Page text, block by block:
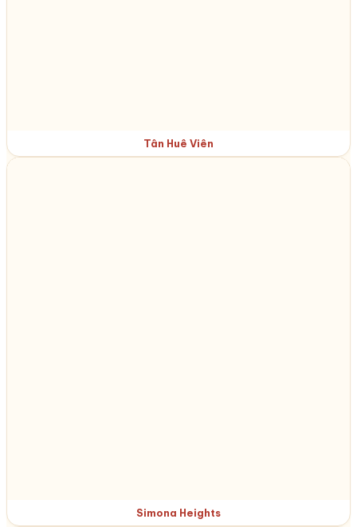
Tân Huê Viên
Simona Heights